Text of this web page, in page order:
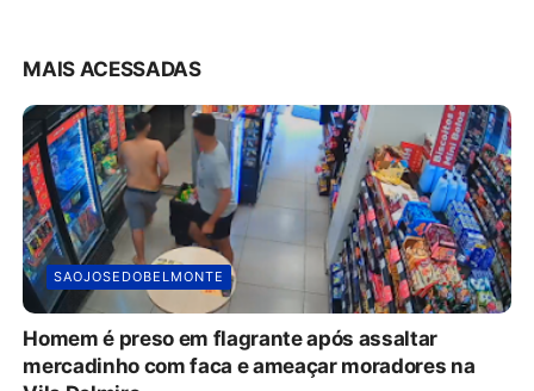
MAIS ACESSADAS
SAOJOSEDOBELMONTE
Homem é preso em flagrante após assaltar
mercadinho com faca e ameaçar moradores na